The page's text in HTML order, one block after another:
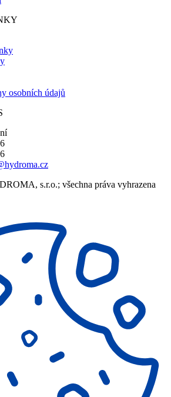
osobních údajů
s.r.o.; všechna práva vyhrazena